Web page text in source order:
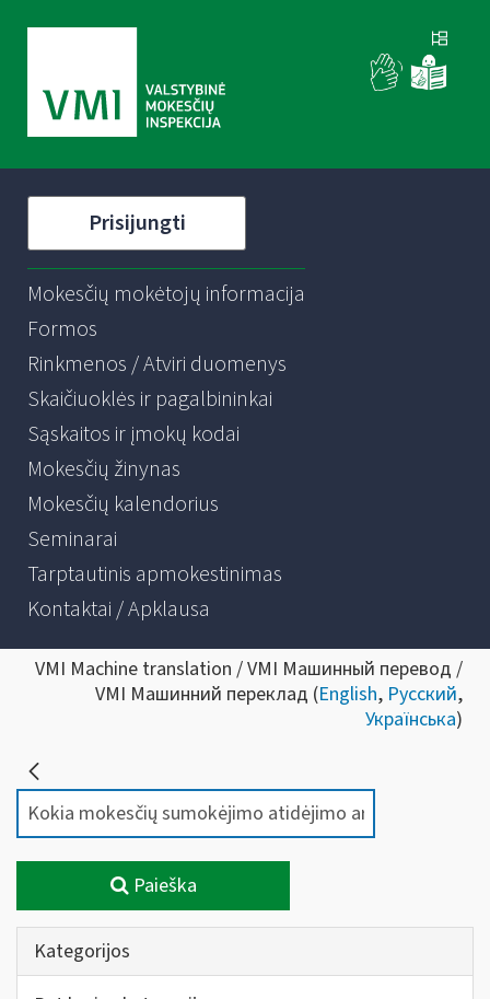
Prisijungti
Mokesčių mokėtojų informacija
Formos
Rinkmenos / Atviri duomenys
Skaičiuoklės ir pagalbininkai
Sąskaitos ir įmokų kodai
Mokesčių žinynas
Mokesčių kalendorius
Seminarai
Tarptautinis apmokestinimas
Kontaktai / Apklausa
VMI Machine translation / VMI Машинный перевод /
VMI Машинний переклад (English, Русский,
Українська)
Paieška
Kategorijos